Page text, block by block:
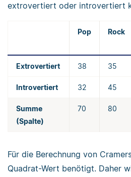
extrovertiert oder introvertiert
Pop Rock
Extrovertiert 38 35
Introvertiert 32 45
Summe
(Spalte)
70 80
Für die Berechnung von
Quadrat-Wert benötigt. Daher